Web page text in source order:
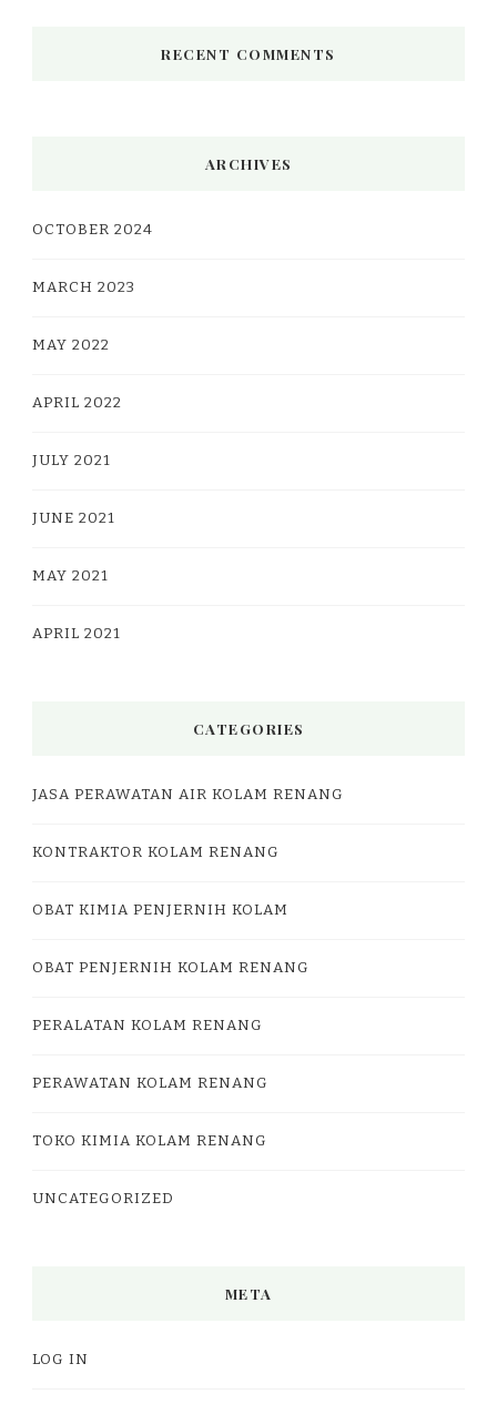
RECENT COMMENTS
ARCHIVES
OCTOBER 2024
MARCH 2023
MAY 2022
APRIL 2022
JULY 2021
JUNE 2021
MAY 2021
APRIL 2021
CATEGORIES
JASA PERAWATAN AIR KOLAM RENANG
KONTRAKTOR KOLAM RENANG
OBAT KIMIA PENJERNIH KOLAM
OBAT PENJERNIH KOLAM RENANG
PERALATAN KOLAM RENANG
PERAWATAN KOLAM RENANG
TOKO KIMIA KOLAM RENANG
UNCATEGORIZED
META
LOG IN